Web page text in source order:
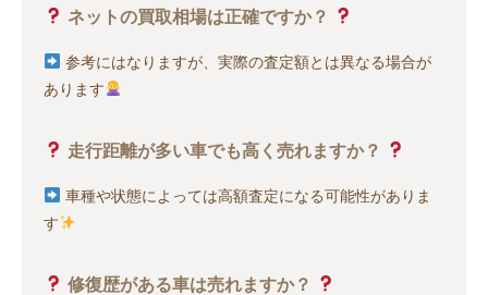
ネットの買取相場は正確ですか？
参考にはなりますが、実際の査定額とは異なる場合が
あります
走行距離が多い車でも高く売れますか？
車種や状態によっては高額査定になる可能性がありま
す
修復歴がある車は売れますか？